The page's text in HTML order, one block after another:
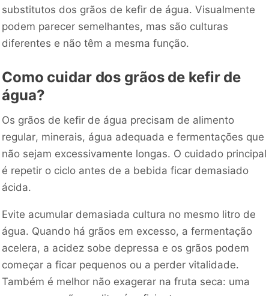
substitutos dos grãos de kefir de água. Visualmente
podem parecer semelhantes, mas são culturas
diferentes e não têm a mesma função.
Como cuidar dos grãos de kefir de
água?
Os grãos de kefir de água precisam de alimento
regular, minerais, água adequada e fermentações que
não sejam excessivamente longas. O cuidado principal
é repetir o ciclo antes de a bebida ficar demasiado
ácida.
Evite acumular demasiada cultura no mesmo litro de
água. Quando há grãos em excesso, a fermentação
acelera, a acidez sobe depressa e os grãos podem
começar a ficar pequenos ou a perder vitalidade.
Também é melhor não exagerar na fruta seca: uma